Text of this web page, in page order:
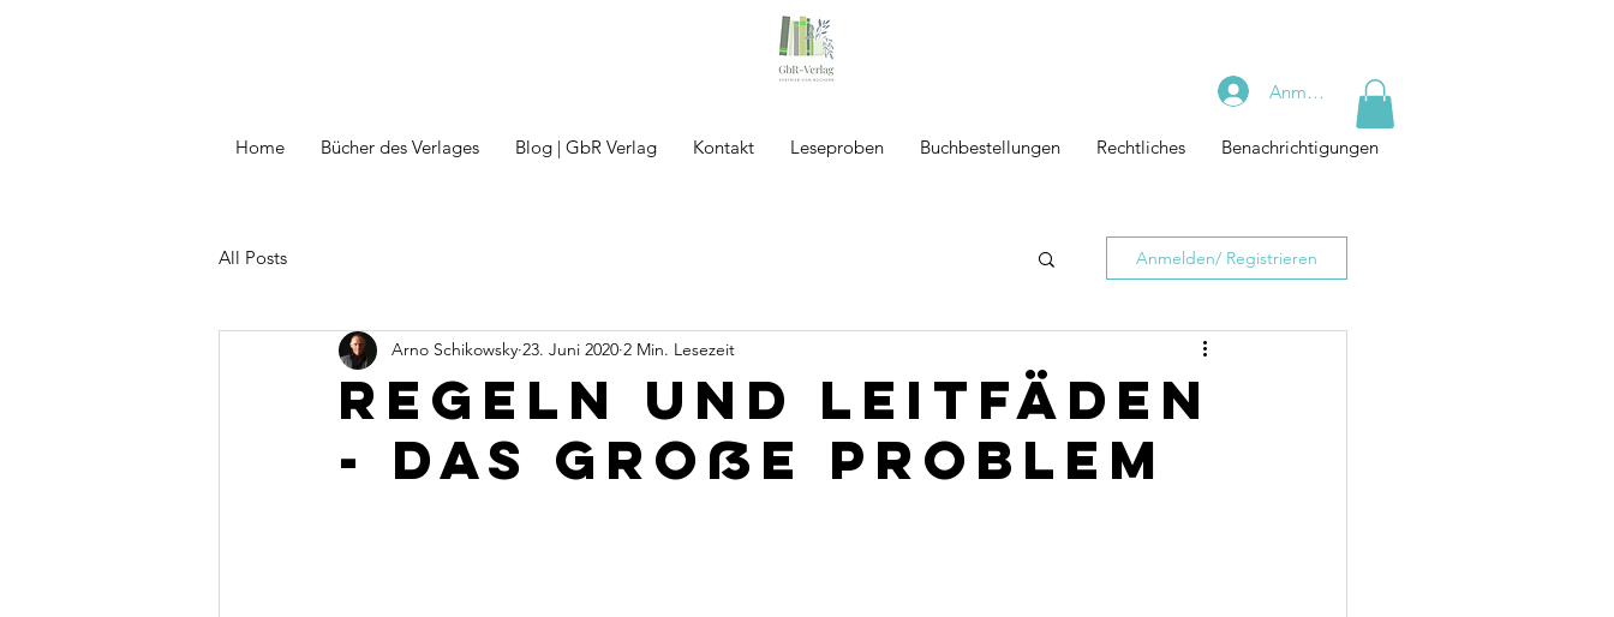
Home Bücher des Verlages Blog | GbR Verlag Kontakt Leseproben Buchbestellungen Rechtliches Benachrichtigungen
Anmelden
All Posts Anmelden/ Registrieren
Regeln und Leitfäden
- Das Große Problem
Arno Schikowsky 23. Juni 2020 2 Min. Lesezeit